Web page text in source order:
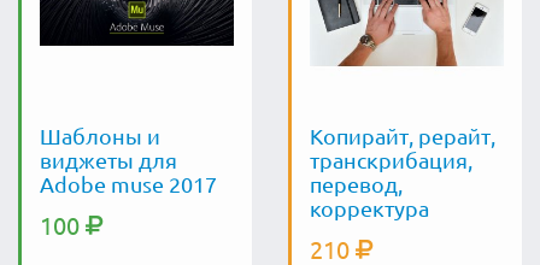
Шаблоны и
виджеты для
Adobe muse 2017
100
Копирайт, рерайт,
транскрибация,
перевод,
корректура
210